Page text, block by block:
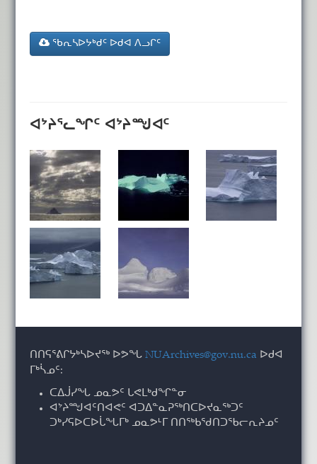
ᖃᕆᓴᐅᔭᒃᑯᑦ ᐅᑯᐊ ᐱᓗᒋᑦ
ᐊᔾᔨᕐᓚᖏᑦ ᐊᔾᔨᙳᐊᑦ
ᑎᑎᕋᕐᕕᒋᔭᒃᓴᐅᔪᖅ ᐅᕗᖓNUArchives@gov.nu.ca ᐅᑯᐊ
ᒥᒃᓵᓄᑦ:
ᑕᐃᒎᓯᖓ ᓄᓇᕗᑦ ᒐᕙᒪᒃᑯᖏᓐᓂ
ᐊᔾᔨᙳᐊᑦᑎᐊᕙᑦ ᐊᑐᐃᓐᓇᕈᖅᑎᑕᐅᔪᓇᖅᑐᑦ
ᑐᒃᓯᕋᐅᑕᐅᒑᖓᒥᒃ ᓄᓇᕗᒻᒥ ᑎᑎᖅᑲᖁᑎᑐᖃᓕᕆᔨᓄᑦ